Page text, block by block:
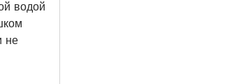
водой
не